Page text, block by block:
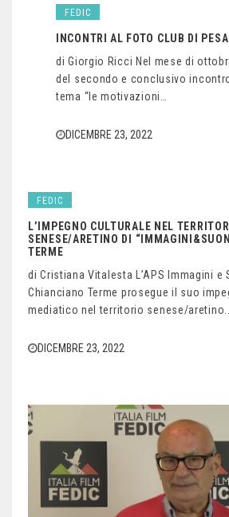
FEDIC
INCONTRI AL FOTO CLUB DI
di Giorgio Ricci Nel mese di
del secondo e conclusivo
tema “le motivazioni…
DICEMBRE 23, 2022
FEDIC
L’IMPEGNO CULTURALE NEL
SENESE/ARETINO DI
TERME
di Cristiana Vitalesta L’APS Immagini e
Chianciano Terme prosegue il suo
mediatico nel territorio senese/aretino.…
DICEMBRE 23, 2022